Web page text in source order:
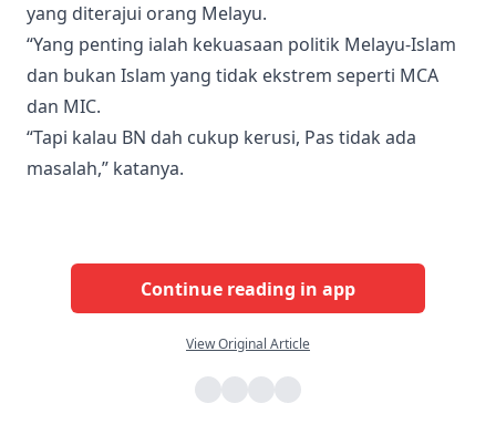
yang diterajui orang Melayu.
“Yang penting ialah kekuasaan politik Melayu-Islam
dan bukan Islam yang tidak ekstrem seperti MCA
dan MIC.
“Tapi kalau BN dah cukup kerusi, Pas tidak ada
masalah,” katanya.
Continue reading in app
View Original Article